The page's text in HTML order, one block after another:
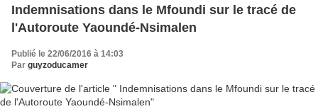
Indemnisations dans le Mfoundi sur le tracé de
l'Autoroute Yaoundé-Nsimalen
Publié le 22/06/2016 à 14:03
Par guyzoducamer